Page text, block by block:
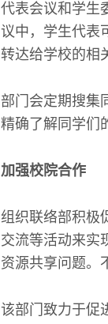
代表会议和学生
议中，学生代表
转达给学校的相
部门会定期搜集
精确了解同学们
加强校院合作
组织联络部积极
交流等活动来实
资源共享问题。
该部门致力于促